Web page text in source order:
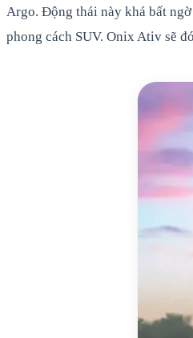
Argo. Động thái này khá bất
phong cách SUV. Onix Ativ sẽ